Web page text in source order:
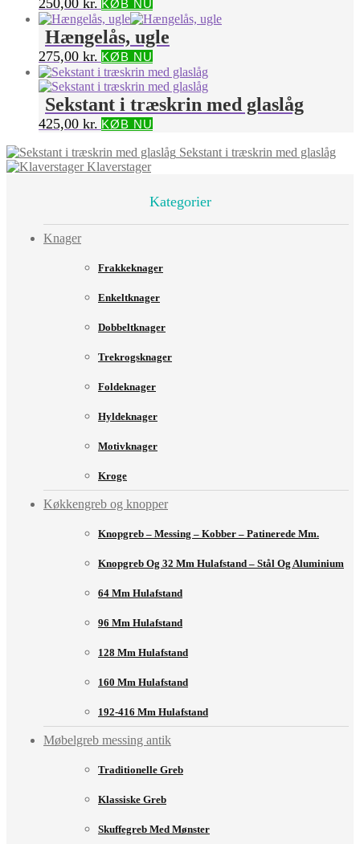
250,00 kr. KØB NU
Hængelås, ugle
275,00 kr. KØB NU
Sekstant i træskrin med glaslåg
425,00 kr. KØB NU
Sekstant i træskrin med glaslåg
Klaverstager
Kategorier
Knager
Frakkeknager
Enkeltknager
Dobbeltknager
Trekrogsknager
Foldeknager
Hyldeknager
Motivknager
Kroge
Køkkengreb og knopper
Knopgreb – Messing – Kobber – Patinerede Mm.
Knopgreb Og 32 Mm Hulafstand – Stål Og Aluminium
64 Mm Hulafstand
96 Mm Hulafstand
128 Mm Hulafstand
160 Mm Hulafstand
192-416 Mm Hulafstand
Møbelgreb messing antik
Traditionelle Greb
Klassiske Greb
Skuffegreb Med Mønster